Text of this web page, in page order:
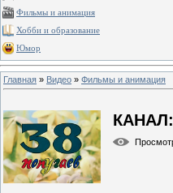
Фильмы и анимация
Хобби и образование
Юмор
Главная » Видео » Фильмы и анимация